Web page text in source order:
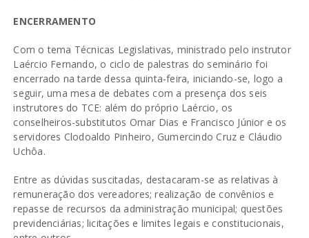
ENCERRAMENTO
Com o tema Técnicas Legislativas, ministrado pelo instrutor
Laércio Fernando, o ciclo de palestras do seminário foi
encerrado na tarde dessa quinta-feira, iniciando-se, logo a
seguir, uma mesa de debates com a presença dos seis
instrutores do TCE: além do próprio Laércio, os
conselheiros-substitutos Omar Dias e Francisco Júnior e os
servidores Clodoaldo Pinheiro, Gumercindo Cruz e Cláudio
Uchôa.
Entre as dúvidas suscitadas, destacaram-se as relativas à
remuneração dos vereadores; realização de convênios e
repasse de recursos da administração municipal; questões
previdenciárias; licitações e limites legais e constitucionais,